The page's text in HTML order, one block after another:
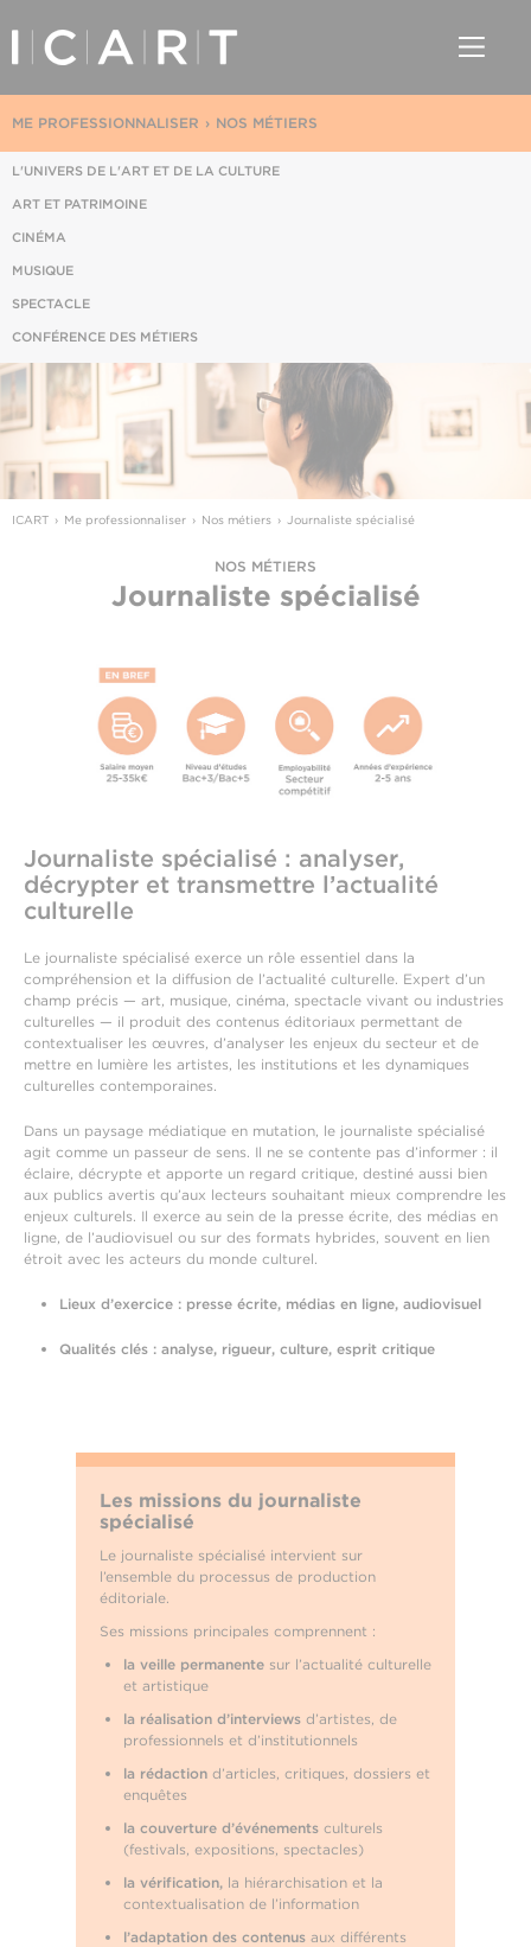
NOS MÉTIERS
ME PROFESSIONNALISER
L'UNIVERS DE L'ART ET DE LA CULTURE
ART ET PATRIMOINE
CINÉMA
MUSIQUE
SPECTACLE
CONFÉRENCE DES MÉTIERS
ICART Me professionnaliser Nos métiers Journaliste spécialisé
NOS MÉTIERS
Journaliste spécialisé
Journaliste spécialisé : analyser,
décrypter et transmettre l’actualité
culturelle
Le journaliste spécialisé exerce un rôle essentiel dans la
compréhension et la diffusion de l’actualité culturelle. Expert d’un
champ précis — art, musique, cinéma, spectacle vivant ou industries
culturelles — il produit des contenus éditoriaux permettant de
contextualiser les œuvres, d’analyser les enjeux du secteur et de
mettre en lumière les artistes, les institutions et les dynamiques
culturelles contemporaines.
Dans un paysage médiatique en mutation, le journaliste spécialisé
agit comme un passeur de sens. Il ne se contente pas d’informer : il
éclaire, décrypte et apporte un regard critique, destiné aussi bien
aux publics avertis qu’aux lecteurs souhaitant mieux comprendre les
enjeux culturels. Il exerce au sein de la presse écrite, des médias en
ligne, de l’audiovisuel ou sur des formats hybrides, souvent en lien
étroit avec les acteurs du monde culturel.
Lieux d’exercice : presse écrite, médias en ligne, audiovisuel
Qualités clés : analyse, rigueur, culture, esprit critique
Les missions du journaliste
spécialisé
Le journaliste spécialisé intervient sur
l’ensemble du processus de production
éditoriale.
Ses missions principales comprennent :
la veille permanente sur l’actualité culturelle
et artistique
la réalisation d’interviews d’artistes, de
professionnels et d’institutionnels
la rédaction d’articles, critiques, dossiers et
enquêtes
la couverture d’événements culturels
(festivals, expositions, spectacles)
la vérification, la hiérarchisation et la
contextualisation de l’information
l’adaptation des contenus aux différents